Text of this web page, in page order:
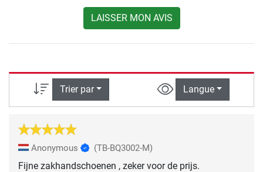
LAISSER MON AVIS
Trier par Langue
Anonymous (TB-BQ3002-M)
Fijne zakhandschoenen , zeker voor de prijs.